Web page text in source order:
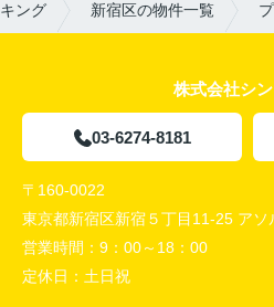
ング 新宿区の物件一覧
株式会社シ
03-6274-8181
〒160-0022
東京都新宿区新宿５丁目11-25 ア
営業時間： 9：00～18：00
定休日： 土日祝